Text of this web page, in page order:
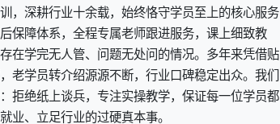
，深耕行业十余载，始终恪守学员至上的核心服务
保障体系，全程专属老师跟进服务，课上细致教
在学完无人管、问题无处问的情况。多年来凭借贴
老学员转介绍源源不断，行业口碑稳定出众。我们
拒绝纸上谈兵，专注实操教学，保证每一位学员都
业、立足行业的过硬真本事。